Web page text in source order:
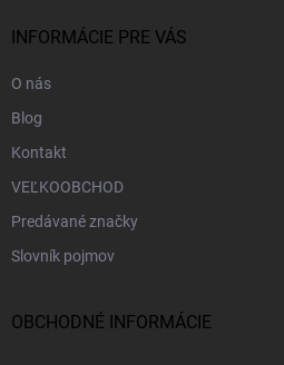
INFORMÁCIE PRE VÁS
O nás
Blog
Kontakt
VEĽKOOBCHOD
Predávané značky
Slovník pojmov
OBCHODNÉ INFORMÁCIE